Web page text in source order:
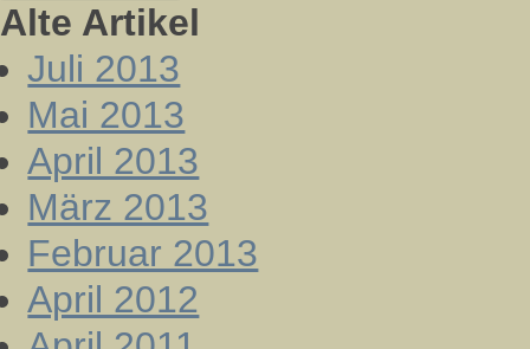
Alte Artikel
Juli 2013
Mai 2013
April 2013
März 2013
Februar 2013
April 2012